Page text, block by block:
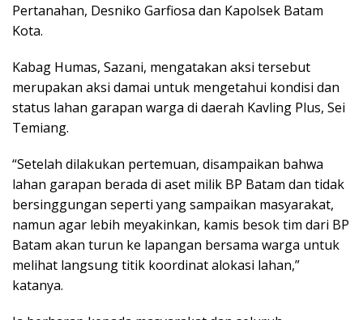
Pertanahan, Desniko Garfiosa dan Kapolsek Batam
Kota.
Kabag Humas, Sazani, mengatakan aksi tersebut
merupakan aksi damai untuk mengetahui kondisi dan
status lahan garapan warga di daerah Kavling Plus, Sei
Temiang.
“Setelah dilakukan pertemuan, disampaikan bahwa
lahan garapan berada di aset milik BP Batam dan tidak
bersinggungan seperti yang sampaikan masyarakat,
namun agar lebih meyakinkan, kamis besok tim dari BP
Batam akan turun ke lapangan bersama warga untuk
melihat langsung titik koordinat alokasi lahan,”
katanya.